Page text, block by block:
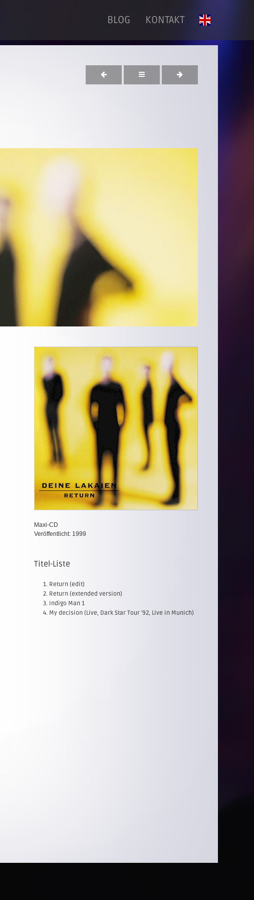
BLOG KONTAKT
Maxi-CD
Veröffentlicht: 1999
Titel-Liste
Return (edit)
Return (extended version)
Indigo Man 1
My decision (Live, Dark Star Tour '92, Live in Munich)